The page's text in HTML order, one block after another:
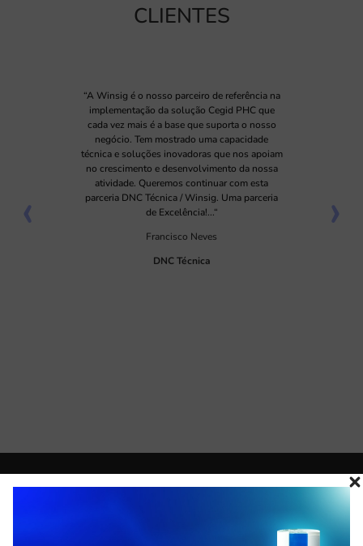
CLIENTES
“A Winsig é o nosso parceiro de referência na
implementação da solução Cegid PHC que
cada vez mais é a base que suporta o nosso
negócio. Tem mostrado uma capacidade
técnica e soluções inovadoras que nos apoiam
no crescimento e desenvolvimento da nossa
atividade. Queremos continuar com esta
parceria DNC Técnica / Winsig. Uma parceria
de Excelência!...“
Francisco Neves
DNC Técnica
‹ ›
SOLUÇÃO DE GESTÃO PARA
SERVIÇOS DE CONSTRUÇÃO